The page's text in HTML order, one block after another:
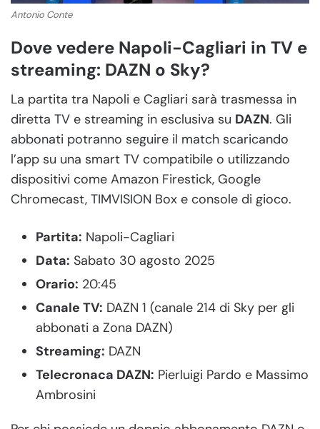
Antonio Conte
Dove vedere Napoli-Cagliari in TV e
streaming: DAZN o Sky?
La partita tra Napoli e Cagliari sarà trasmessa in
diretta TV e streaming in esclusiva su DAZN. Gli
abbonati potranno seguire il match scaricando
l’app su una smart TV compatibile o utilizzando
dispositivi come Amazon Firestick, Google
Chromecast, TIMVISION Box e console di gioco.
Partita: Napoli-Cagliari
Data: Sabato 30 agosto 2025
Orario: 20:45
Canale TV: DAZN 1 (canale 214 di Sky per gli
abbonati a Zona DAZN)
Streaming: DAZN
Telecronaca DAZN: Pierluigi Pardo e Massimo
Ambrosini